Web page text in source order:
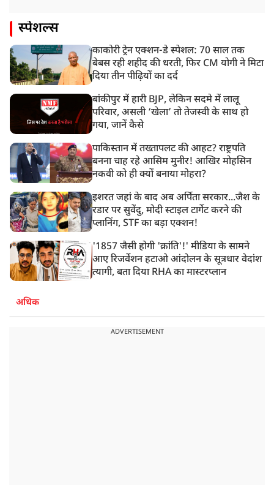
स्पेशल्स
काकोरी ट्रेन एक्शन-डे स्पेशल: 70 साल तक
बेबस रही शहीद की धरती, फिर CM योगी ने मिटा
दिया तीन पीढ़ियों का दर्द
बांकीपुर में हारी BJP, लेकिन सदमे में लालू
परिवार, असली ‘खेला’ तो तेजस्वी के साथ हो
गया, जानें कैसे
पाकिस्तान में तख्तापलट की आहट? राष्ट्रपति
बनना चाह रहे आसिम मुनीर! आखिर मोहसिन
नकवी को ही क्यों बनाया मोहरा?
इशरत जहां के बाद अब अर्पिता सरकार...जैश के
रडार पर सुवेंदु, मोदी स्टाइल टार्गेट करने की
प्लानिंग, STF का बड़ा एक्शन!
'1857 जैसी होगी 'क्रांति'!' मीडिया के सामने
आए रिजर्वेशन हटाओ आंदोलन के सूत्रधार वेदांश
त्यागी, बता दिया RHA का मास्टरप्लान
अधिक
ADVERTISEMENT